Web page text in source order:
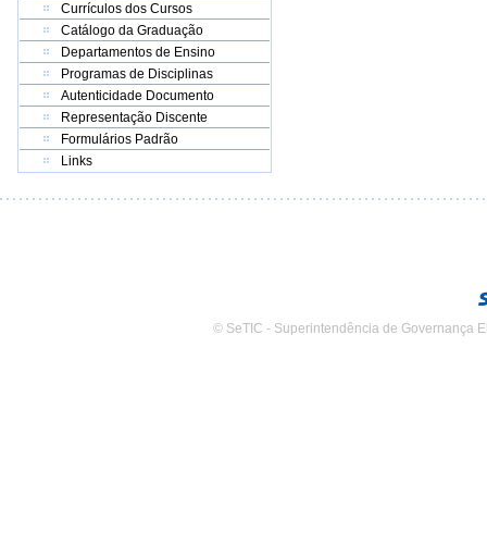
Currículos dos Cursos
Catálogo da Graduação
Departamentos de Ensino
Programas de Disciplinas
Autenticidade Documento
Representação Discente
Formulários Padrão
Links
© SeTIC - Superintendência de Governança